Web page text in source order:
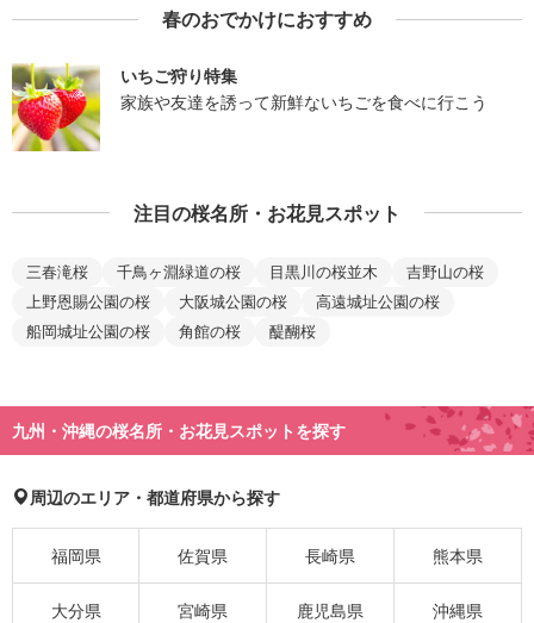
春のおでかけにおすすめ
いちご狩り特集
家族や友達を誘って新鮮ないちごを食べに行こう
注目の桜名所・お花見スポット
三春滝桜 千鳥ヶ淵緑道の桜 目黒川の桜並木
吉野山の桜
上野恩賜公園の桜
大阪城公園の桜
高遠城址公園の桜
船岡城址公園の桜
角館の桜 醍醐桜
九州・沖縄の桜名所・お花見スポットを探す
周辺のエリア・都道府県から探す
福岡県 佐賀県 長崎県 熊本県
大分県 宮崎県 鹿児島県 沖縄県